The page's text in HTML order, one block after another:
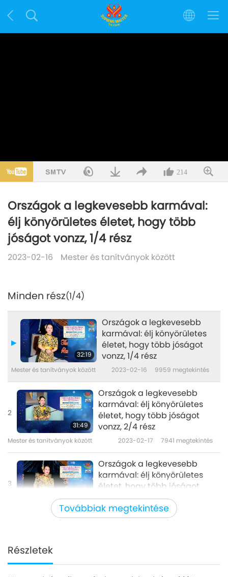
214
Országok a legkevesebb karmával:
élj könyörületes életet, hogy több
jóságot vonzz, 1/4 rész
2023-02-16 Mester és tanítványok között
Továbbiak megtekintése
Minden rész(1/4)
32:19
Országok a legkevesebb
karmával: élj könyörületes
életet, hogy több jóságot
vonzz, 1/4 rész
Mester és tanítványok között 2023-02-16 9959 megtekintés
2
31:49
Országok a legkevesebb
karmával: élj könyörületes
életet, hogy több jóságot
vonzz, 2/4 rész
Mester és tanítványok között 2023-02-17 7941 megtekintés
3
Országok a legkevesebb
karmával: élj könyörületes
életet, hogy több jóságot
vonzz, 3/4 rész
Mester és tanítványok között 2023-02-18 6947 megtekintés
4
31:46
vonzz, 4/4 rész
Részletek